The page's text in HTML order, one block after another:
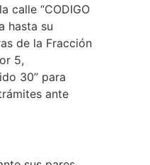
calle “CODIGO
hasta su
de la Fracción
5,
30” para
ante